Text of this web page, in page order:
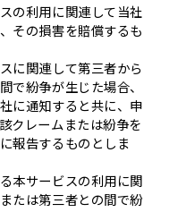
の利用に関連して当社
その損害を賠償するも
に関連して第三者から
で紛争が生じた場合、
に通知すると共に、申
クレームまたは紛争を
報告するものとしま
本サービスの利用に関
たは第三者との間で紛